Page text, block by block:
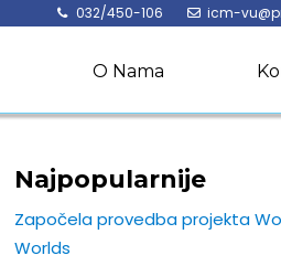
032/450-106 icm-
O Nama
Najpopularnije
Započela provedba projekta
Worlds